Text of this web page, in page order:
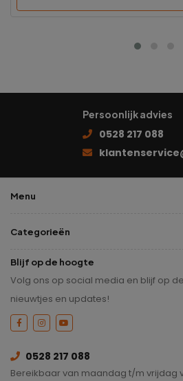
Persoonlijk advies
0528 217 088
Menu
Categorieën
Blijf op de hoogte
Volg ons op social media en blijf op
nieuwtjes en updates!
0528 217 088
Bereikbaar van maandag t/m vrijdag